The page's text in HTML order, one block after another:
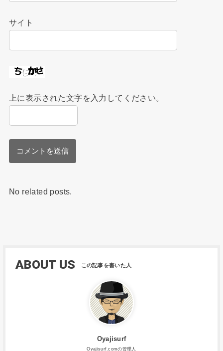
サイト
上に表示された文字を入力してください。
No related posts.
ABOUT US
Oyajisurf
Oyajisurf.comの管理人